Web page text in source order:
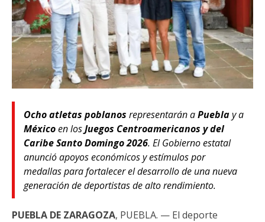
Ocho atletas poblanos representarán aPueblay a
Méxicoen losJuegos Centroamericanos y del
Caribe Santo Domingo 2026. El Gobierno estatal
anunció apoyos económicos y estímulos por
medallas para fortalecer el desarrollo de una nueva
generación de deportistas de alto rendimiento.
PUEBLA DE ZARAGOZA, PUEBLA. — El deporte